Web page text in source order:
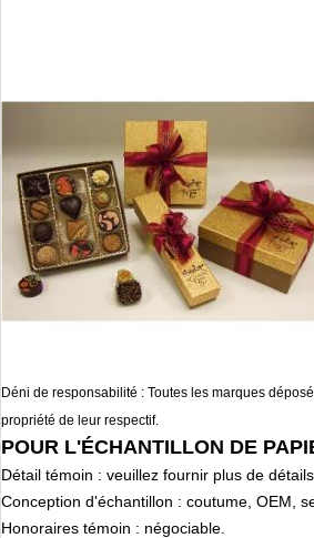
Déni de responsabilité : Toutes les marques
propriété de leur respectif.
POUR L'ÉCHANTILLON DE
Détail témoin : veuillez fournir plus de
Conception d'échantillon : coutume, OEM,
Honoraires témoin : négociable.